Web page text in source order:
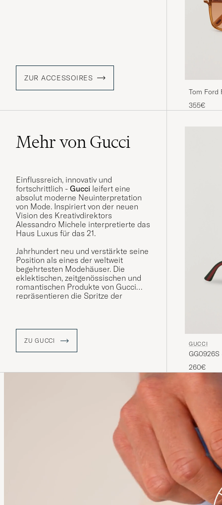
ZUR ACCESSOIRES
Tom Ford
355€
Mehr von Gucci
Einflussreich, innovativ und
fortschrittlich - Gucci leifert eine
absolut moderne Neuinterpretation
von Mode. Inspiriert von der neuen
Vision des Kreativdirektors
Alessandro Michele interpretierte das
Haus Luxus für das 21.
Jahrhundert neu und verstärkte seine
Position als eines der weltweit
begehrtesten Modehäuser. Die
eklektischen, zeitgenössischen und
romantischen Produkte von Gucci
repräsentieren die Spritze der
ZU GUCCI GUCCI
GG0926S
260€